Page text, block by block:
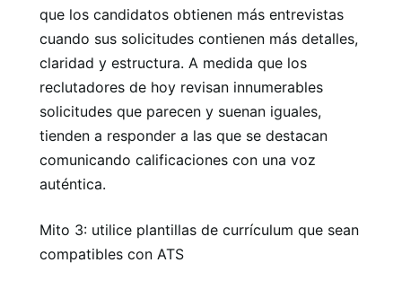
que los candidatos obtienen más entrevistas
cuando sus solicitudes contienen más detalles,
claridad y estructura. A medida que los
reclutadores de hoy revisan innumerables
solicitudes que parecen y suenan iguales,
tienden a responder a las que se destacan
comunicando calificaciones con una voz
auténtica.
Mito 3: utilice plantillas de currículum que sean
compatibles con ATS